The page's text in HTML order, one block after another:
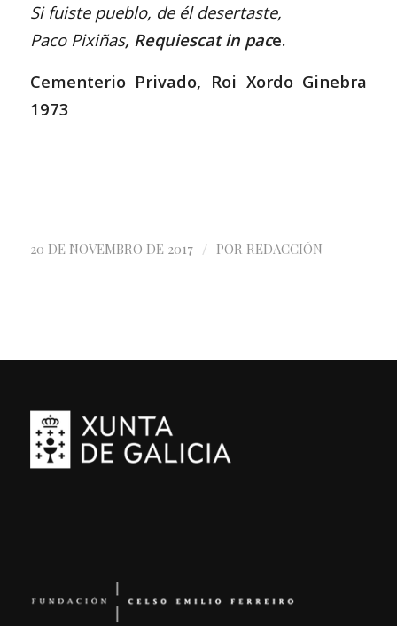
Si fuiste pueblo, de él desertaste,
Paco Pixiñas, Requiescat in pace.
Cementerio Privado, Roi Xordo Ginebra
1973
20 DE NOVEMBRO DE 2017 / POR REDACCIÓN